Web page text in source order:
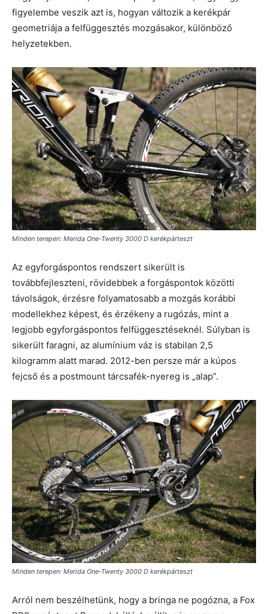
figyelembe veszik azt is, hogyan változik a kerékpár
geometriája a felfüggesztés mozgásakor, különböző
helyzetekben.
Minden terepen: Merida One-Twenty 3000 D kerékpárteszt
Az egyforgáspontos rendszert sikerült is
továbbfejleszteni, rövidebbek a forgáspontok közötti
távolságok, érzésre folyamatosabb a mozgás korábbi
modellekhez képest, és érzékeny a rugózás, mint a
legjobb egyforgáspontos felfüggesztéseknél. Súlyban is
sikerült faragni, az alumínium váz is stabilan 2,5
kilogramm alatt marad. 2012-ben persze már a kúpos
fejcső és a postmount tárcsafék-nyereg is „alap”.
Minden terepen: Merida One-Twenty 3000 D kerékpárteszt
Arról nem beszélhetünk, hogy a bringa ne pogózna, a Fox